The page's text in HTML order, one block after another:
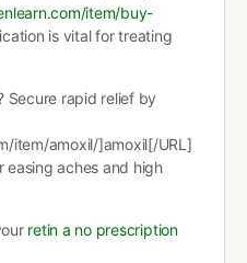
item/buy-
is vital for treating
Secure rapid relief by
item/amoxil/]amoxil[/URL]
easing aches and high
retin a no prescription